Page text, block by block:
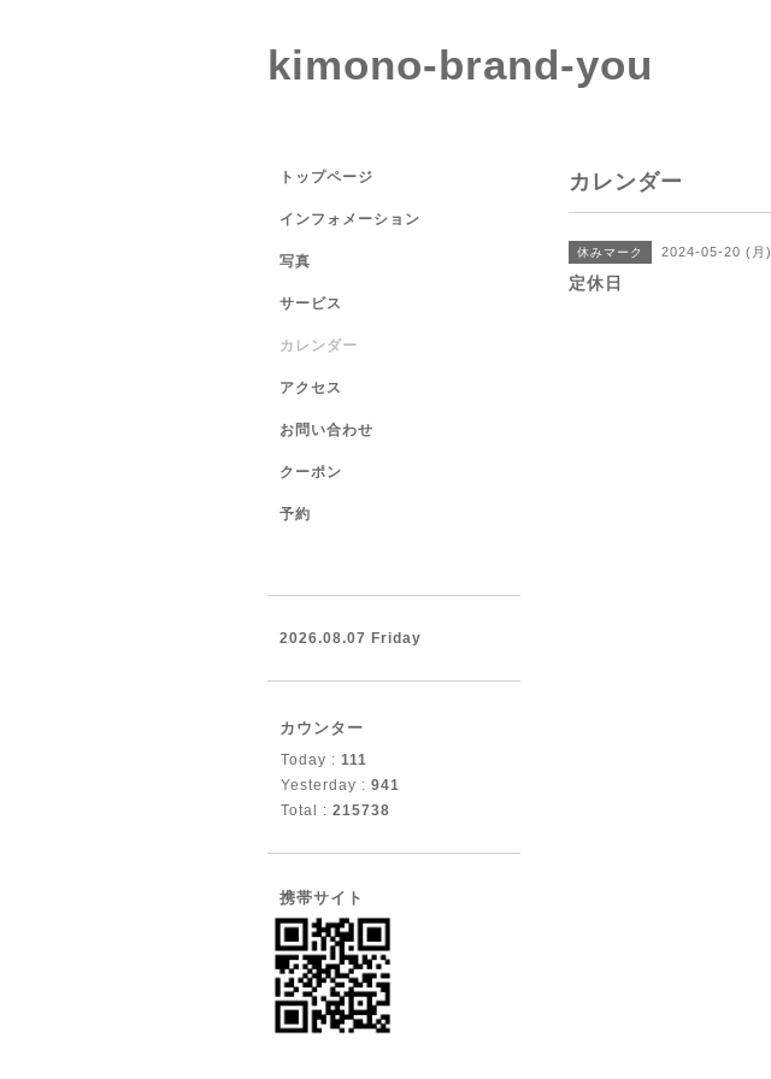
kimono-brand-you
カレンダー
休みマーク 2024-05-20 (月)
定休日
トップページ
インフォメーション
写真
サービス
カレンダー
アクセス
お問い合わせ
クーポン
予約
2026.08.07 Friday
カウンター
Today : 111
Yesterday : 941
Total : 215738
携帯サイト